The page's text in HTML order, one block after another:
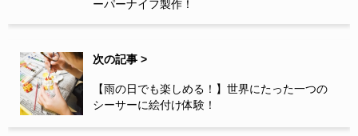
ーパーナイフ製作！
次の記事 >
【雨の日でも楽しめる！】世界にたった一つの
シーサーに絵付け体験！